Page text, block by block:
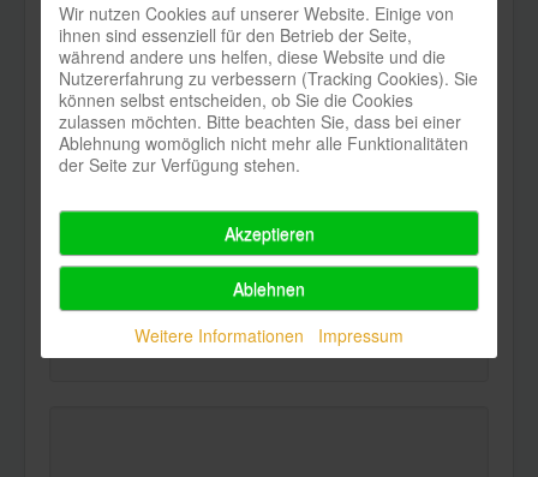
Dem Publikum des Kleinen Hoftheaters ist er bereits aus „Aber
bitte mit Schlager bekannt“. Er ist zudem als Dozent für
Schauspiel und als Synchronsprecher tätig.
Newsletter
Abonnieren Sie hier unseren Newsletter
Wir nutzen Cookies auf unserer Website. Einige von
ihnen sind essenziell für den Betrieb der Seite,
während andere uns helfen, diese Website und die
Nutzererfahrung zu verbessern (Tracking Cookies). Sie
können selbst entscheiden, ob Sie die Cookies
zulassen möchten. Bitte beachten Sie, dass bei einer
Ablehnung womöglich nicht mehr alle Funktionalitäten
der Seite zur Verfügung stehen.
Akzeptieren
Ablehnen
Weitere Informationen
Impressum